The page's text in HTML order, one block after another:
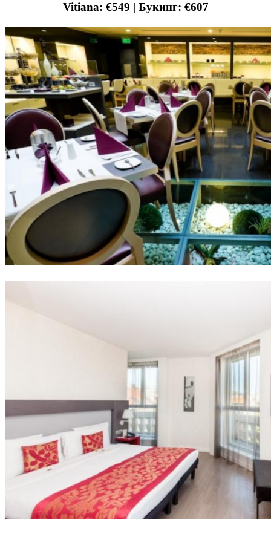
Vitiana: €549 | Букинг: €607